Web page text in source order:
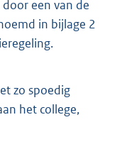
een van de
in bijlage 2
zo spoedig
het college,